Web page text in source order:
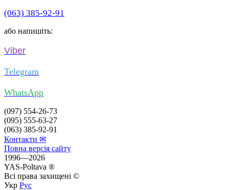
(063) 385-92-91
або напишіть:
Viber
Telegram
WhatsApp
(097) 554-26-73
(095) 555-63-27
(063) 385-92-91
Контакти ✉
Повна версія сайту
1996—2026
YAS-Poltava ®
Всі права захищені ©
Укр Рус